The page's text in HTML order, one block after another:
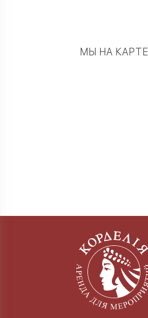
МЫ НА КАРТЕ